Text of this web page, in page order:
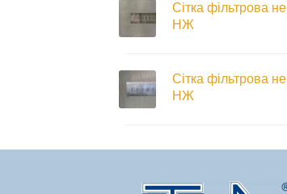
Сітка фільтрова
НЖ
Сітка фільтрова
НЖ